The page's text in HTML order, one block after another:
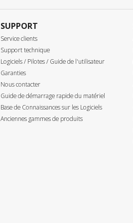
SUPPORT
Service clients
Support technique
Logiciels / Pilotes / Guide de l'utilisateur
Garanties
Nous contacter
Guide de démarrage rapide du matériel
Base de Connaissances sur les Logiciels
Anciennes gammes de produits